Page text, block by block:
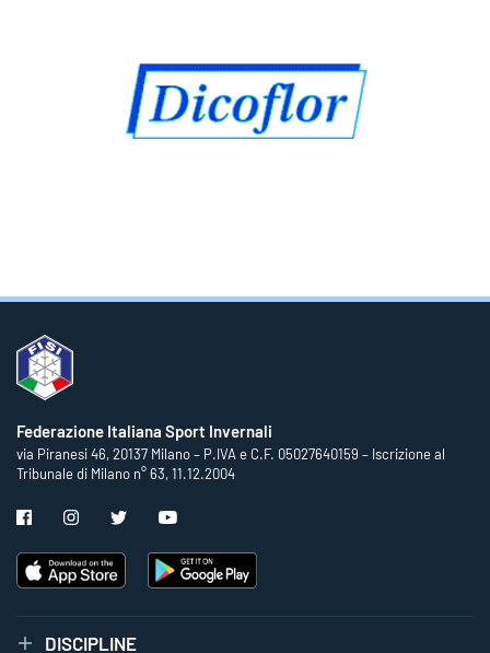
Federazione Italiana Sport Invernali
via Piranesi 46, 20137 Milano – P.IVA e C.F. 05027640159 – Iscrizione al
Tribunale di Milano n° 63, 11.12.2004
DISCIPLINE